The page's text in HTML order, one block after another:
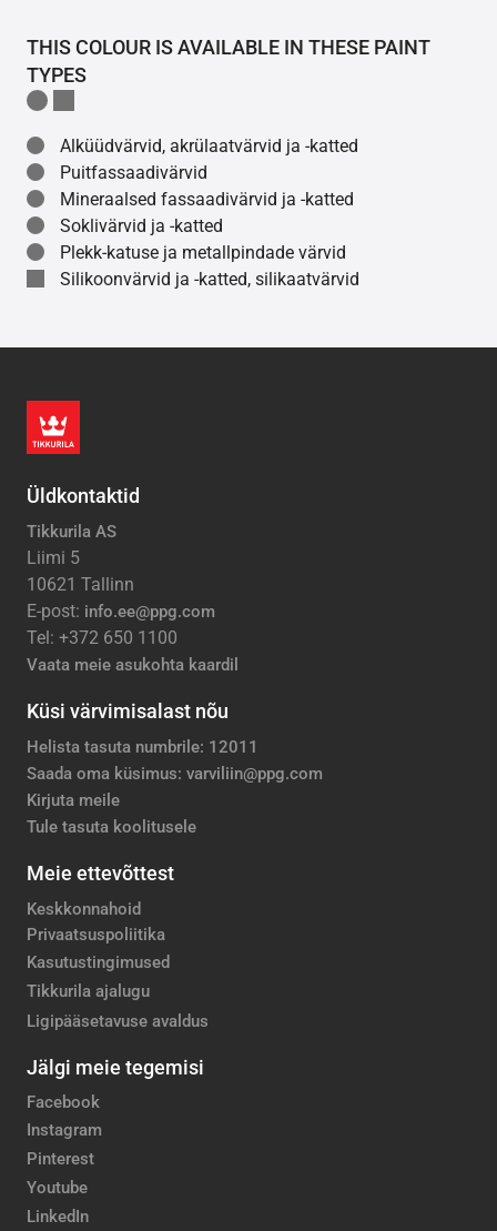
THIS COLOUR IS AVAILABLE IN THESE PAINT
TYPES
Alküüdvärvid, akrülaatvärvid ja -katted
Puitfassaadivärvid
Mineraalsed fassaadivärvid ja -katted
Soklivärvid ja -katted
Plekk-katuse ja metallpindade värvid
Silikoonvärvid ja -katted, silikaatvärvid
Üldkontaktid
Tikkurila AS
Liimi 5
10621 Tallinn
E-post: info.ee@ppg.com
Tel: +372 650 1100
Vaata meie asukohta kaardil
Küsi värvimisalast nõu
Helista tasuta numbrile: 12011
Saada oma küsimus: varviliin@ppg.com
Kirjuta meile
Tule tasuta koolitusele
Meie ettevõttest
Keskkonnahoid
Privaatsuspoliitika
Kasutustingimused
Tikkurila ajalugu
Ligipääsetavuse avaldus
Jälgi meie tegemisi
Facebook
Instagram
Pinterest
Youtube
LinkedIn